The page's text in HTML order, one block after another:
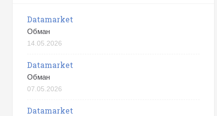
Datamarket
Обман
14.05.2026
Datamarket
Обман
07.05.2026
Datamarket